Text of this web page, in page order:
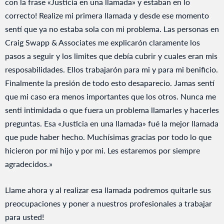
correcto! Realize mi primera llamada y desde ese momento
sentí que ya no estaba sola con mi problema. Las personas en
Craig Swapp & Associates me explicarón claramente los
pasos a seguir y los limites que debía cubrir y cuales eran mis
resposabilidades. Ellos trabajarón para mi y para mi benificio.
Finalmente la presión de todo esto desaparecio. Jamas sentí
que mi caso era menos importantes que los otros. Nunca me
senti intimidada o que fuera un problema llamarles y hacerles
preguntas. Esa «Justicia en una llamada» fué la mejor llamada
que pude haber hecho. Muchísimas gracias por todo lo que
hicieron por mi hijo y por mi. Les estaremos por siempre
agradecidos.»
Llame ahora y al realizar esa llamada podremos quitarle sus
preocupaciones y poner a nuestros profesionales a trabajar
para usted!